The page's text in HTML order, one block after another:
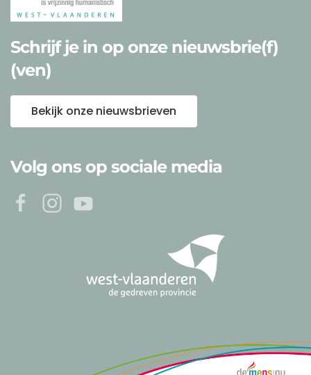
Schrijf je in op onze nieuwsbrie(f)
(ven)
Bekijk onze nieuwsbrieven
Volg ons op sociale media